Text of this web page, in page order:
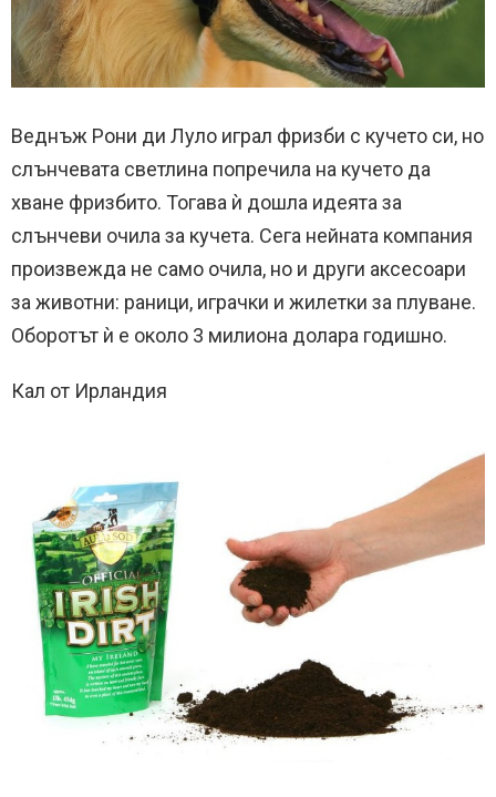
Веднъж Рони ди Луло играл фризби с кучето си, но
слънчевата светлина попречила на кучето да
хване фризбито. Тогава ѝ дошла идеята за
слънчеви очила за кучета. Сега нейната компания
произвежда не само очила, но и други аксесоари
за животни: раници, играчки и жилетки за плуване.
Оборотът ѝ е около 3 милиона долара годишно.
Кал от Ирландия